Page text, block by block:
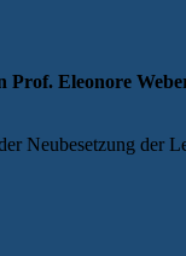
Eleonore
Neubesetzung der